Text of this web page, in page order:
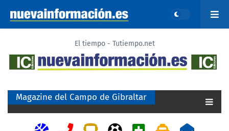
El tiempo - Tutiempo.net
Magazine del Campo de Gibraltar